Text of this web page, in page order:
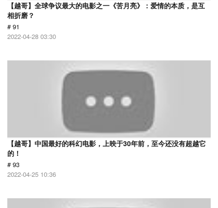
【越哥】全球争议最大的电影之一《苦月亮》：爱情的本质，是互
相折磨？
# 91
2022-04-28 03:30
【越哥】中国最好的科幻电影，上映于30年前，至今还没有超越它
的！
# 93
2022-04-25 10:36